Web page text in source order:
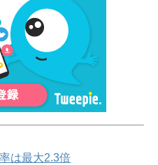
は最大2.3倍